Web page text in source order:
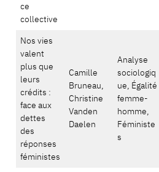
ce
collective
Nos vies
valent
plus que
leurs
crédits :
face aux
dettes
des
réponses
féministes
Camille
Bruneau,
Christine
Vanden
Daelen
Analyse
sociologiq
ue, Égalité
femme-
homme,
Féministe
s